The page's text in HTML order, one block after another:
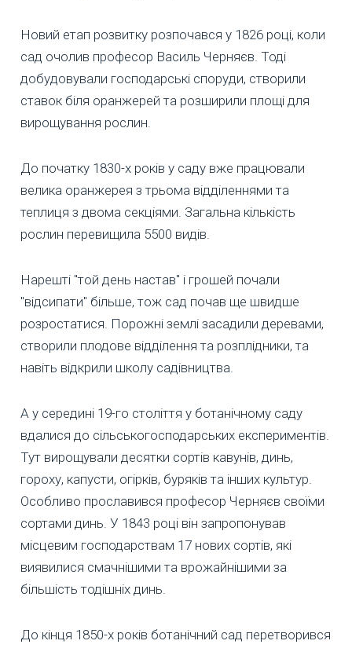
Новий етап розвитку розпочався у 1826 році, коли
сад очолив професор Василь Черняєв. Тоді
добудовували господарські споруди, створили
ставок біля оранжерей та розширили площі для
вирощування рослин.
До початку 1830-х років у саду вже працювали
велика оранжерея з трьома відділеннями та
теплиця з двома секціями. Загальна кількість
рослин перевищила 5500 видів.
Нарешті "той день настав" і грошей почали
"відсипати" більше, тож сад почав ще швидше
розростатися. Порожні землі засадили деревами,
створили плодове відділення та розплідники, та
навіть відкрили школу садівництва.
А у середині 19-го століття у ботанічному саду
вдалися до сільськогосподарських експериментів.
Тут вирощували десятки сортів кавунів, динь,
гороху, капусти, огірків, буряків та інших культур.
Особливо прославився професор Черняєв своїми
сортами динь. У 1843 році він запропонував
місцевим господарствам 17 нових сортів, які
виявилися смачнішими та врожайнішими за
більшість тодішніх динь.
До кінця 1850-х років ботанічний сад перетворився